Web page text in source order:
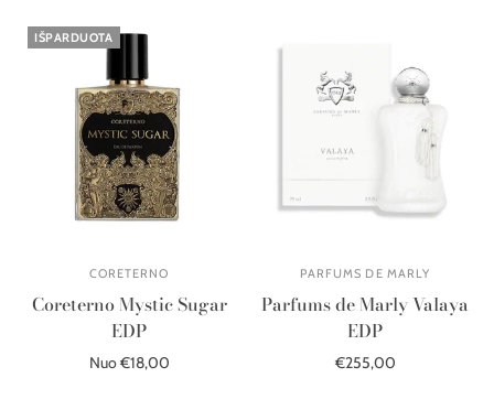
IŠPARDUOTA
CORETERNO
Coreterno Mystic Sugar
EDP
Nuo €18,00
PARFUMS DE MARLY
Parfums de Marly Valaya
EDP
€255,00